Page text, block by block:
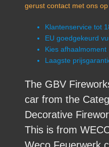
gerust contact met ons op
Klantenservice tot
EU goedgekeurd
Kies afhaalmoment
Laagste
The GBV
car from the
Decorative
This is from